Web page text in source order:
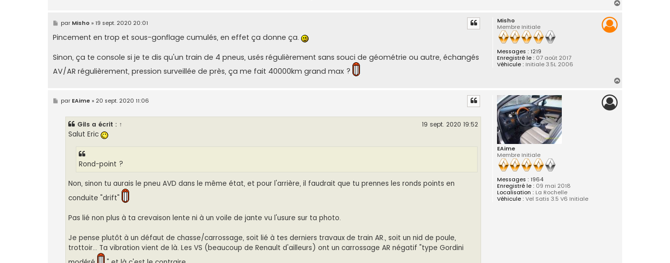
Misho
Membre Initiale
Messages : 1219
Enregistré le : 07 août 2017
Véhicule : Initiale 3.5L 2006
M
e
s
s
g
e
par Misho » 19 sept. 2020 20:01
Pincement en trop et sous-gonflage cumulés, en effet ça donne ça.
Sinon, ça te console si je te dis qu'un train de 4 pneus, usés régulièrement sans souci de géométrie ou autre, échangés
AV/AR régulièrement, pression surveillée de près, ça me fait 40000km grand max ?
EAime
Membre Initiale
Messages : 1964
Enregistré le : 09 mai 2018
Localisation : La Rochelle
Véhicule : Vel Satis 3.5 V6 Initiale
M
e
par EAime » 20 sept. 2020 11:06
Gils a écrit : ↑ 19 sept. 2020 19:52
Salut Eric
Rond-point ?
Non, sinon tu aurais le pneu AVD dans le même état, et pour l'arrière, il faudrait que tu prennes les ronds points en
conduite "drift"
Pas lié non plus à ta crevaison lente ni à un voile de jante vu l'usure sur ta photo.
Je pense plutôt à un défaut de chasse/carrossage, soit lié à tes derniers travaux de train AR., soit un nid de poule,
trottoir... Ta vibration vient de là. Les VS (beaucoup de Renault d'ailleurs) ont un carrossage AR négatif "type Gordini